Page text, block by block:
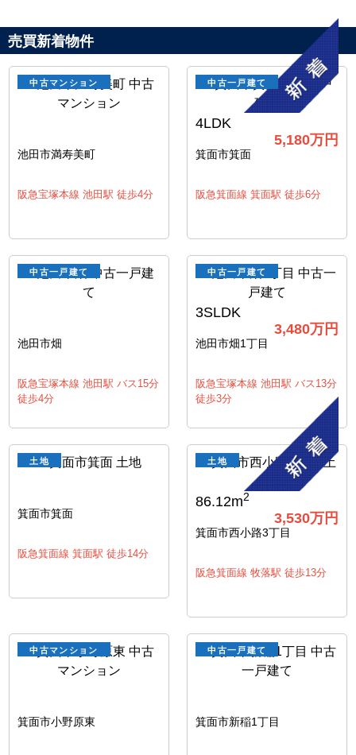
売買新着物件
中古マンション
池田市満寿美町
阪急宝塚本線 池田駅 徒歩4分
中古一戸建て
4LDK
5,180万円
箕面市箕面
阪急箕面線 箕面駅 徒歩6分
中古一戸建て
池田市畑
阪急宝塚本線 池田駅 バス15分
徒歩4分
中古一戸建て
3SLDK
3,480万円
池田市畑1丁目
阪急宝塚本線 池田駅 バス13分
徒歩3分
土地
箕面市箕面
阪急箕面線 箕面駅 徒歩14分
土地
86.12m2
3,530万円
箕面市西小路3丁目
阪急箕面線 牧落駅 徒歩13分
中古マンション
箕面市小野原東
中古一戸建て
箕面市新稲1丁目